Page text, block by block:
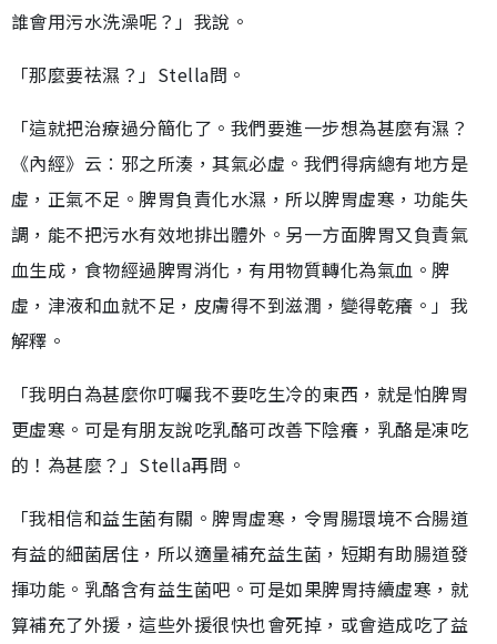
誰會用污水洗澡呢？」我說。
「那麼要祛濕？」Stella問。
「這就把治療過分簡化了。我們要進一步想為甚麼有濕？
《內經》云︰邪之所湊，其氣必虛。我們得病總有地方是
虛，正氣不足。脾胃負責化水濕，所以脾胃虛寒，功能失
調，能不把污水有效地排出體外。另一方面脾胃又負責氣
血生成，食物經過脾胃消化，有用物質轉化為氣血。脾
虛，津液和血就不足，皮膚得不到滋潤，變得乾癢。」我
解釋。
「我明白為甚麼你叮囑我不要吃生冷的東西，就是怕脾胃
更虛寒。可是有朋友說吃乳酪可改善下陰癢，乳酪是凍吃
的！為甚麼？」Stella再問。
「我相信和益生菌有關。脾胃虛寒，令胃腸環境不合腸道
有益的細菌居住，所以適量補充益生菌，短期有助腸道發
揮功能。乳酪含有益生菌吧。可是如果脾胃持續虛寒，就
算補充了外援，這些外援很快也會死掉，或會造成吃了益